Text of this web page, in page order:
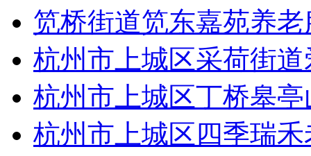
笕桥街道笕东嘉苑养
杭州市上城区采荷街
杭州市上城区丁桥皋
杭州市上城区四季瑞